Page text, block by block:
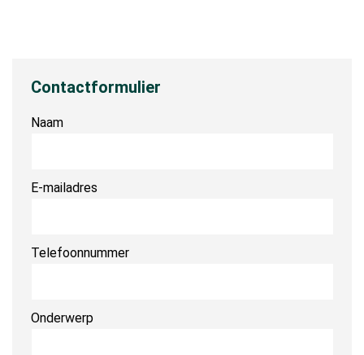
Contactformulier
Naam
E-mailadres
Telefoonnummer
Onderwerp